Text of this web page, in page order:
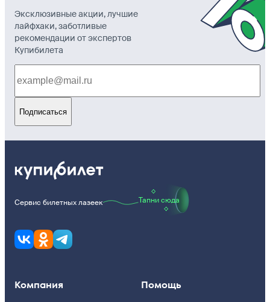
Эксклюзивные акции, лучшие
лайфхаки, заботливые
рекомендации от экспертов
Купибилета
Подписаться
Сервис билетных лазеек Тапни сюда
Компания Помощь